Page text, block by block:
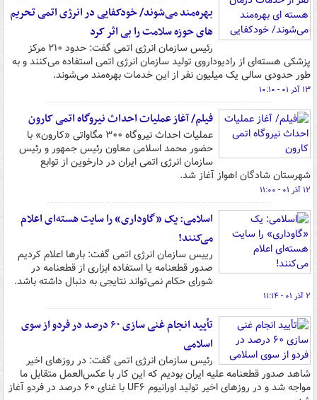
بهره‌مند می‌شوند/ خودکفایی در انرژی اتمی تحریم
های حوزه سلامت را بی اثر کرد
رئیس سازمان انرژی اتمی گفت: حدود ۲۱۰ مرکز
پزشکی هسته‌ای از رادیوداروی تولید سازمان انرژی اتمی استفاده می‌کنند و به
طور حدودی سالی یک میلیون نفر از این خدمات بهره‌مند می‌شوند.
۱۳ آذر ۰۱ - ۱۰:۱۰
فیلم/ آغاز عملیات احداث نیروگاه اتمی کارون
عملیات احداث نیروگاه ۳۰۰ مگاواتی «کارون» با
حضور محمد اسلامی معاون رئیس جمهور و رئیس
سازمان انرژی اتمی ایران در دارخوین از توابع
شهرستان شادگان اهواز آغاز شد.
۱۲ آذر ۰۱ - ۱۱:۰۰
اسلامی: یک «گاوداری» را سایت هسته‌ای اعلام
می‌کنند!
رییس سازمان انرژی اتمی گفت: بارها اعلام کردیم
صدور قطعنامه یا استفاده ابزاری از قطعنامه در
شورای حکام نمی‌تواند نتایجی به دنبال داشته باشد.
۲ آذر ۰۱ - ۱۱:۱۴
تأیید انجام غنی سازی ۶۰ درصد در فردو از سوی
اسلامی
رئیس سازمان انرژی اتمی گفت: در روزهای اخیر
شاهد صدور قطعنامه علیه ایران بودیم که این کار با عکس‌العمل متقابل ما
مواجه شد و در روزهای اخیر تولید اورانیوم UF۶ با غنای ۶۰ درصد در فردو آغاز